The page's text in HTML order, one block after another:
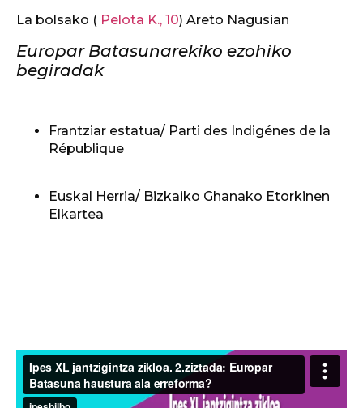
La bolsako ( Pelota K., 10) Areto Nagusian
Europar Batasunarekiko ezohiko
begiradak
Frantziar estatua/ Parti des Indigénes de la
République
Euskal Herria/ Bizkaiko Ghanako Etorkinen
Elkartea